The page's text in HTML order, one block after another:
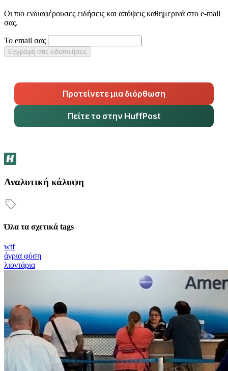
Οι πιο ενδιαφέρουσες ειδήσεις και απόψεις καθημερινά στο e-mail
σας.
Το email σας
Εγγραφή στις ειδοποιήσεις
Προτείνετε μια διόρθωση
Πείτε το στην HuffPost
Αναλυτική κάλυψη
Όλα τα σχετικά tags
wtf
άγρια φύση
λιοντάρια